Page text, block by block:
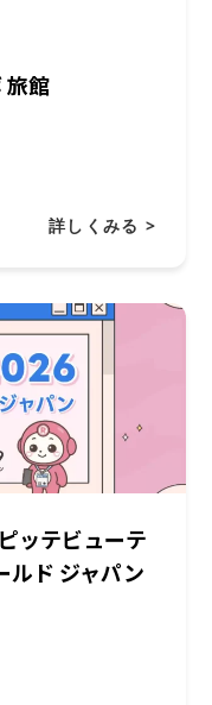
旅館
詳しくみる >
ッテビューテ
ルド ジャパン